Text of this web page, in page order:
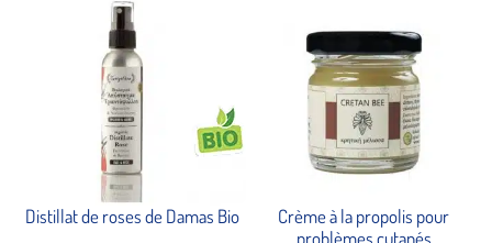
Distillat de roses de Damas Bio
Crème à la propolis pour
problèmes cutanés